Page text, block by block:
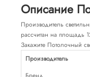
Описание
Производитель
рассчитан на площадь
Закажите Потолочный
Производитель